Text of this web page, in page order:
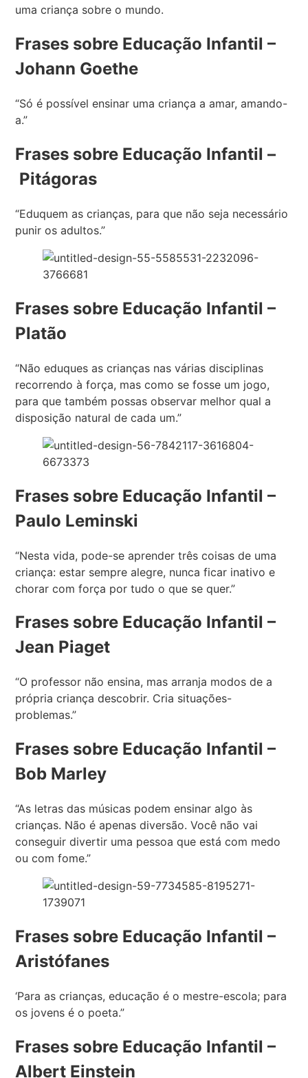
uma criança sobre o mundo.
Frases sobre Educação Infantil –
Johann Goethe
“Só é possível ensinar uma criança a amar, amando-
a.”
Frases sobre Educação Infantil –
Pitágoras
“Eduquem as crianças, para que não seja necessário
punir os adultos.”
Frases sobre Educação Infantil –
Platão
“Não eduques as crianças nas várias disciplinas
recorrendo à força, mas como se fosse um jogo,
para que também possas observar melhor qual a
disposição natural de cada um.”
Frases sobre Educação Infantil –
Paulo Leminski
“Nesta vida, pode-se aprender três coisas de uma
criança: estar sempre alegre, nunca ficar inativo e
chorar com força por tudo o que se quer.”
Frases sobre Educação Infantil –
Jean Piaget
“O professor não ensina, mas arranja modos de a
própria criança descobrir. Cria situações-
problemas.”
Frases sobre Educação Infantil –
Bob Marley
“As letras das músicas podem ensinar algo às
crianças. Não é apenas diversão. Você não vai
conseguir divertir uma pessoa que está com medo
ou com fome.”
Frases sobre Educação Infantil –
Aristófanes
‘Para as crianças, educação é o mestre-escola; para
os jovens é o poeta.”
Frases sobre Educação Infantil –
Albert Einstein